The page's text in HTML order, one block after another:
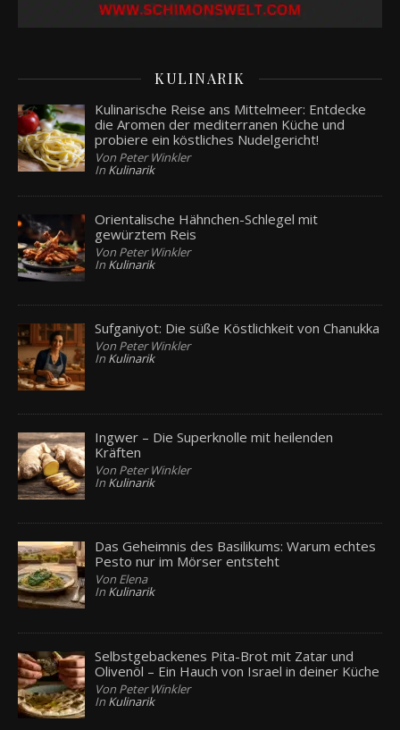
KULINARIK
Kulinarische Reise ans Mittelmeer: Entdecke
die Aromen der mediterranen Küche und
probiere ein köstliches Nudelgericht!
Von Peter Winkler
In Kulinarik
Orientalische Hähnchen-Schlegel mit
gewürztem Reis
Von Peter Winkler
In Kulinarik
Sufganiyot: Die süße Köstlichkeit von Chanukka
Von Peter Winkler
In Kulinarik
Ingwer – Die Superknolle mit heilenden
Kräften
Von Peter Winkler
In Kulinarik
Das Geheimnis des Basilikums: Warum echtes
Pesto nur im Mörser entsteht
Von Elena
In Kulinarik
Selbstgebackenes Pita-Brot mit Zatar und
Olivenöl – Ein Hauch von Israel in deiner Küche
Von Peter Winkler
In Kulinarik